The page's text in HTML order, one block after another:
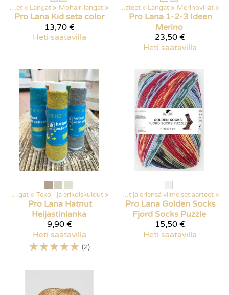
Kaikki tuotteet ‪» Langat ‪» Mohair-langat ‪»
Pro Lana Kid seta color
13,70 €
Heti saatavilla
Kaikki tuotteet ‪» Langat ‪» Merinovillat ‪»
Pro Lana 1-2-3 Ideen
Merino
23,50 €
Heti saatavilla
Langat ‪» Teko - ja erikoiskuidut ‪»
Pro Lana Hatnut
Heijastinlanka
9,90 €
Heti saatavilla
☆☆☆☆☆ (2)
Kaikki tuotteet ‪» Tarjoukset ‪» Poistuvat ja eriensä viimeiset aarteet ‪»
Pro Lana Golden Socks
Fjord Socks Puzzle
15,50 €
Heti saatavilla